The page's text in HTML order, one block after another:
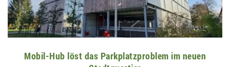
Mobil-Hub löst das Parkplatzproblem im neuen